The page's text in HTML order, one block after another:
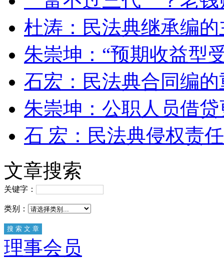
杜涛：民法典继承编
朱崇坤：“预期收益型
石宏：民法典合同编
朱崇坤：公职人员借
石 宏：民法典侵权责
文章搜索
关键字：
类别：
理事会员